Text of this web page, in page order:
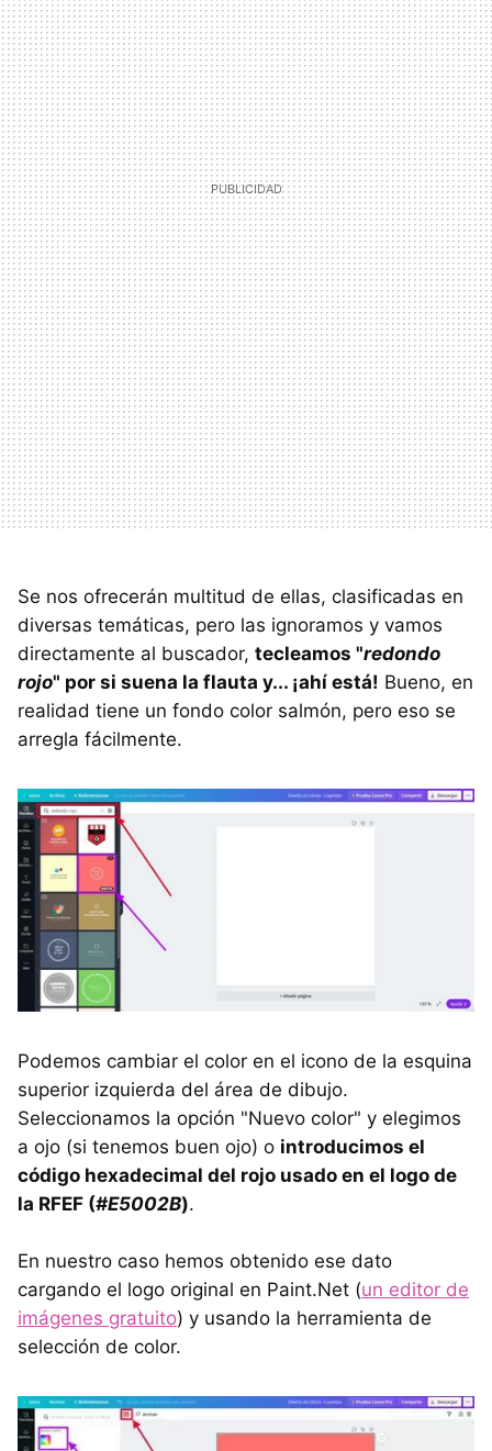
Se nos ofrecerán multitud de ellas, clasificadas en
diversas temáticas, pero las ignoramos y vamos
directamente al buscador, tecleamos "redondo
rojo" por si suena la flauta y... ¡ahí está! Bueno, en
realidad tiene un fondo color salmón, pero eso se
arregla fácilmente.
Podemos cambiar el color en el icono de la esquina
superior izquierda del área de dibujo.
Seleccionamos la opción "Nuevo color" y elegimos
a ojo (si tenemos buen ojo) o introducimos el
código hexadecimal del rojo usado en el logo de
la RFEF (#E5002B).
En nuestro caso hemos obtenido ese dato
cargando el logo original en Paint.Net (un editor de
imágenes gratuito) y usando la herramienta de
selección de color.